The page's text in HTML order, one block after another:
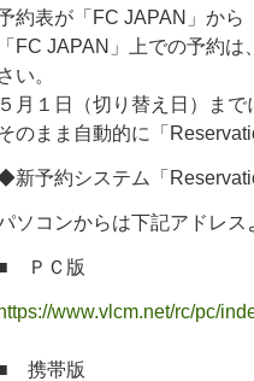
約表が「FC JAPAN」から
「FC JAPAN」上での予約
さい。
５月１日（切り替え日）ま
のまま自動的に「
新予約システム「
ソコンからは下記アドレス
ＰＣ版
www.vlcm.net/rc/pc/
携帯版